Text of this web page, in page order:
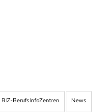
BIZ-BerufsInfoZentren News